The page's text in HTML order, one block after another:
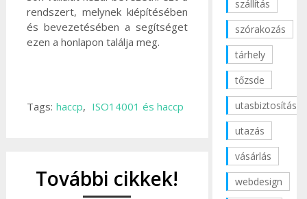
rendszert, melynek kiépítésében
és bevezetésében a segítséget
ezen a honlapon találja meg.
Tags: haccp, ISO14001 és haccp
További cikkek!
szállítás
szórakozás
tárhely
tőzsde
utasbiztosítás
utazás
vásárlás
webdesign